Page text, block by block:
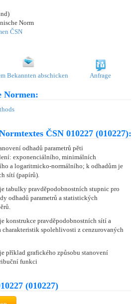
Norm
ČSN
Bekannten abschicken Anfrage
Normen:
ČSN 010227 (010227):
odhadů parametrů pěti
exponenciálního, minimálních
a logaritmicko-normálního; k odhadům je
sítí (papírů).
tabulky pravděpodobnostních stupnic pro
odhadů parametrů a statistických
konstrukce pravděpodobnostních sítí a
charakteristik spolehlivosti z cenzurovaných
příklad grafického způsobu stanovení
funkci
(010227)